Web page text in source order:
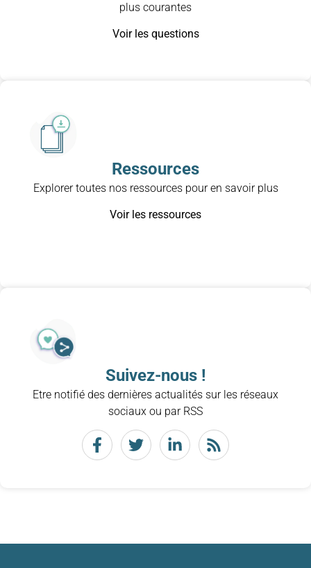
plus courantes
Voir les questions
Ressources
Explorer toutes nos ressources pour en savoir plus
Voir les ressources
Suivez-nous !
Etre notifié des dernières actualités sur les réseaux
sociaux ou par RSS